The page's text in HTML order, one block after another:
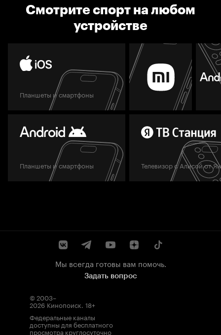
Смотрите спорт на любом
устройстве
Планшеты и смартфоны
Планшеты и смартфоны Телевизор с Алисой от
Мы всегда готовы вам помочь.
Задать вопрос
© 2003–
2026 Кинопоиск. 18+
Федеральные каналы
доступны для бесплатного
просмотра круглосуточно